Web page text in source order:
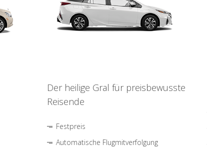
Der heilige Gral für preisbewusste
Reisende
Festpreis
Automatische Flugmitverfolgung